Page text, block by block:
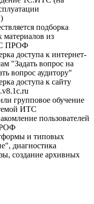
подборка
материалов из
ПРОФ
доступа к интернет-
"Задать вопрос на
вопрос аудитору"
доступа к сайту
групповое обучение
ИТС
пользователей
и типовых
диагностика
создание архивных